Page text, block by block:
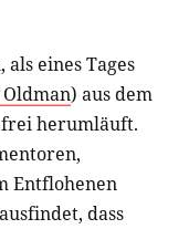
eines Tages
Oldman) aus dem
frei herumläuft.
Entflohenen
dass